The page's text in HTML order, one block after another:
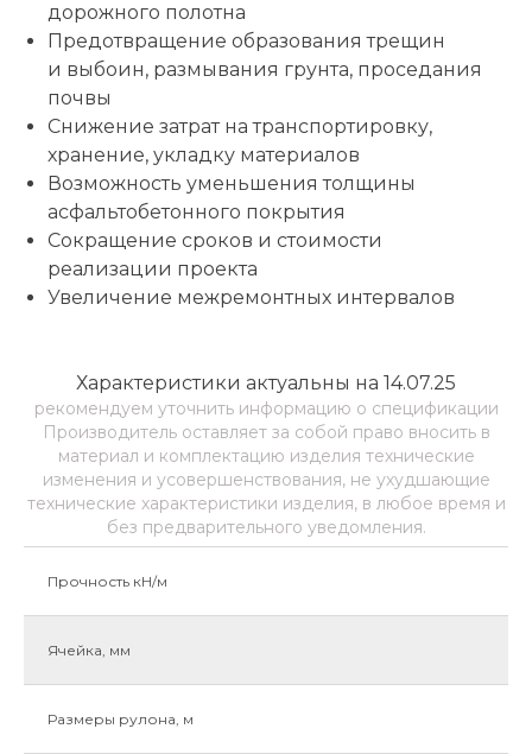
дорожного полотна
Предотвращение образования трещин
и выбоин, размывания грунта, проседания
почвы
Снижение затрат на транспортировку,
хранение, укладку материалов
Возможность уменьшения толщины
асфальтобетонного покрытия
Сокращение сроков и стоимости
реализации проекта
Увеличение межремонтных интервалов
Характеристики актуальны на 14.07.25
рекомендуем уточнить информацию о спецификации
Производитель оставляет за собой право вносить в
материал и комплектацию изделия технические
изменения и усовершенствования, не ухудшающие
технические характеристики изделия, в любое время и
без предварительного уведомления.
Прочность кН/м
Ячейка, мм
Размеры рулона, м